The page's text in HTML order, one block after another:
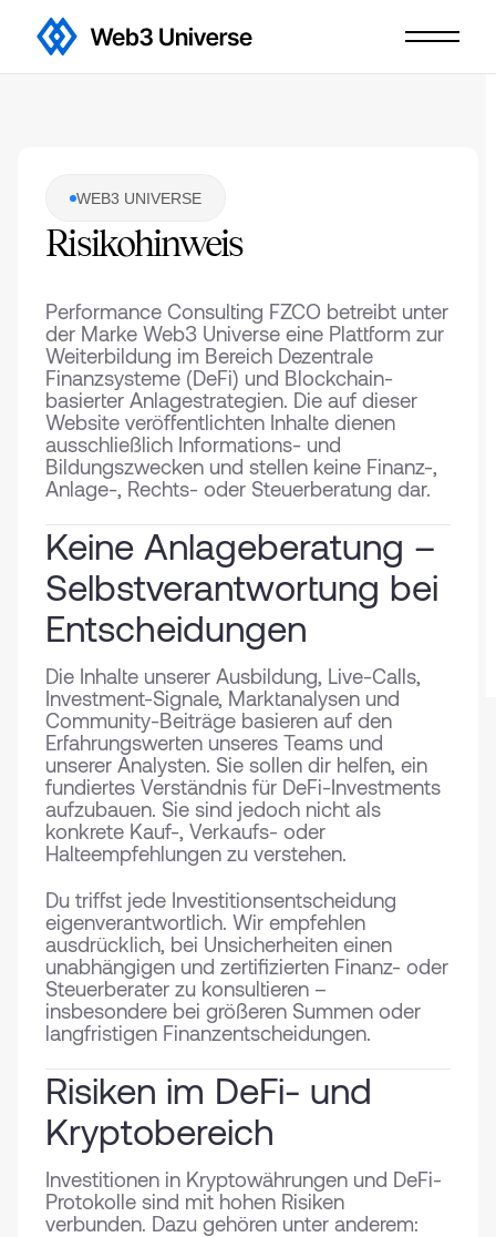
WEB3 UNIVERSE
Risikohinweis
⁠Performance Consulting FZCO betreibt unter
der Marke Web3 Universe eine Plattform zur
Weiterbildung im Bereich Dezentrale
Finanzsysteme (DeFi) und Blockchain-
basierter Anlagestrategien. Die auf dieser
Website veröffentlichten Inhalte dienen
ausschließlich Informations- und
Bildungszwecken und stellen keine Finanz-,
Anlage-, Rechts- oder Steuerberatung dar.
Keine Anlageberatung –
Selbstverantwortung bei
Entscheidungen
Die Inhalte unserer Ausbildung, Live-Calls,
Investment-Signale, Marktanalysen und
Community-Beiträge basieren auf den
Erfahrungswerten unseres Teams und
unserer Analysten. Sie sollen dir helfen, ein
fundiertes Verständnis für DeFi-Investments
aufzubauen. Sie sind jedoch nicht als
konkrete Kauf-, Verkaufs- oder
Halteempfehlungen zu verstehen.
Du triffst jede Investitionsentscheidung
eigenverantwortlich. Wir empfehlen
ausdrücklich, bei Unsicherheiten einen
unabhängigen und zertifizierten Finanz- oder
Steuerberater zu konsultieren –
insbesondere bei größeren Summen oder
langfristigen Finanzentscheidungen.
Risiken im DeFi- und
Kryptobereich
Investitionen in Kryptowährungen und DeFi-
Protokolle sind mit hohen Risiken
verbunden. Dazu gehören unter anderem: